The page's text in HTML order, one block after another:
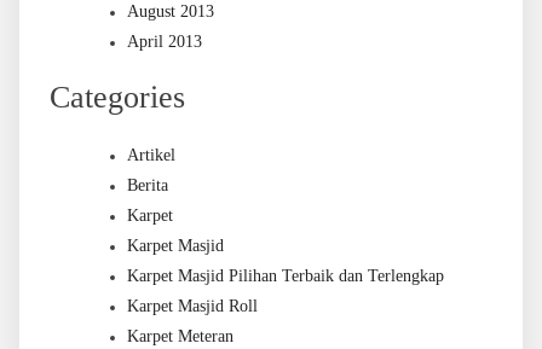
August 2013
April 2013
Categories
Artikel
Berita
Karpet
Karpet Masjid
Karpet Masjid Pilihan Terbaik dan Terlengkap
Karpet Masjid Roll
Karpet Meteran